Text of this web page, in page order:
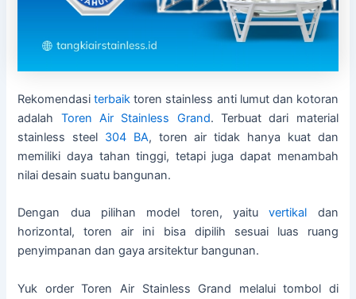
Rekomendasiterbaik toren stainless anti lumut dan kotoran
adalah Toren Air Stainless Grand. Terbuat dari material
stainless steel 304 BA, toren air tidak hanya kuat dan
memiliki daya tahan tinggi, tetapi juga dapat menambah
nilai desain suatu bangunan.
Dengan dua pilihan model toren, yaituvertikal dan
horizontal, toren air ini bisa dipilih sesuai luas ruang
penyimpanan dan gaya arsitektur bangunan.
Yuk order Toren Air Stainless Grand melalui tombol di